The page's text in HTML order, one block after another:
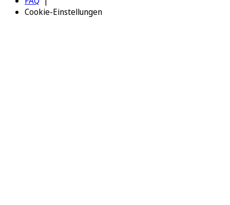
Cookie-Einstellungen